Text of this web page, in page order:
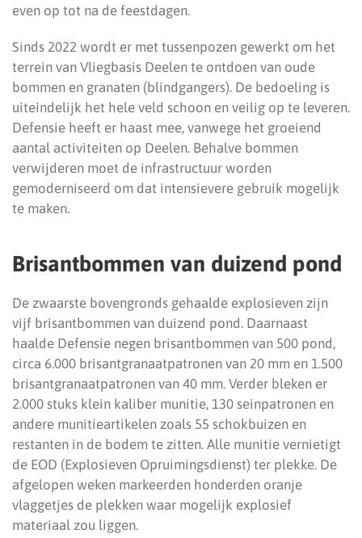
even op tot na de feestdagen.
Sinds 2022 wordt er met tussenpozen gewerkt om het
terrein van Vliegbasis Deelen te ontdoen van oude
bommen en granaten (blindgangers). De bedoeling is
uiteindelijk het hele veld schoon en veilig op te leveren.
Defensie heeft er haast mee, vanwege het groeiend
aantal activiteiten op Deelen. Behalve bommen
verwijderen moet de infrastructuur worden
gemoderniseerd om dat intensievere gebruik mogelijk
te maken.
Brisantbommen van duizend pond
De zwaarste bovengronds gehaalde explosieven zijn
vijf brisantbommen van duizend pond. Daarnaast
haalde Defensie negen brisantbommen van 500 pond,
circa 6.000 brisantgranaatpatronen van 20 mm en 1.500
brisantgranaatpatronen van 40 mm. Verder bleken er
2.000 stuks klein kaliber munitie, 130 seinpatronen en
andere munitieartikelen zoals 55 schokbuizen en
restanten in de bodem te zitten. Alle munitie vernietigt
de EOD (Explosieven Opruimingsdienst) ter plekke. De
afgelopen weken markeerden honderden oranje
vlaggetjes de plekken waar mogelijk explosief
materiaal zou liggen.